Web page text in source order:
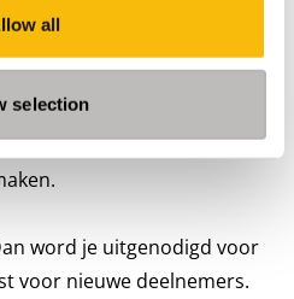
all
selection
Private Publieke
dan meteen aan. Na de
e-mail wat er nodig is om je
word je uitgenodigd voor
voor nieuwe deelnemers.